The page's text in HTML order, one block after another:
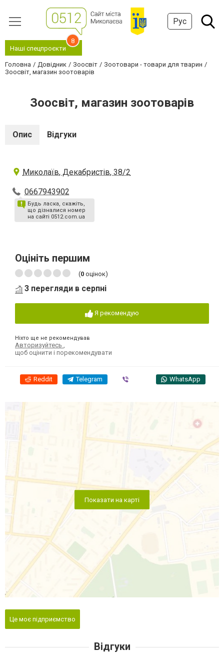
Рус
Наші спецпроєкти
8
Головна Довідник Зоосвіт
Зоотовари - товари для тварин
Зоосвіт, магазин зоотоварів
Зоосвіт, магазин зоотоварів
Опис Відгуки
Миколаїв, Декабристів, 38/2
0667943902
Будь ласка, скажіть,
що дізналися номер
на сайті 0512.com.ua
Оцініть першим
(0 оцінок)
3 перегляди в серпні
Я рекомендую
Ніхто ще не рекомендував
Авторизуйтесь
щоб оцінити і порекомендувати
Reddit Telegram WhatsApp
Показати на карті
Це моє підприємство
Відгуки